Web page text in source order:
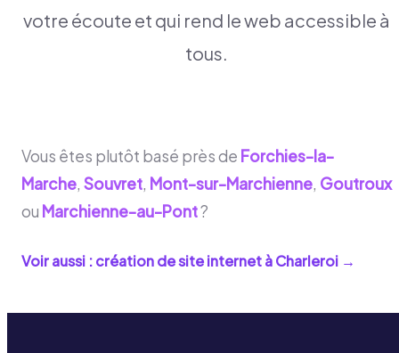
votre écoute et qui rend le web accessible à
tous.
Vous êtes plutôt basé près de Forchies-la-
Marche, Souvret, Mont-sur-Marchienne, Goutroux
ou Marchienne-au-Pont?
Voir aussi : création de site internet àCharleroi →